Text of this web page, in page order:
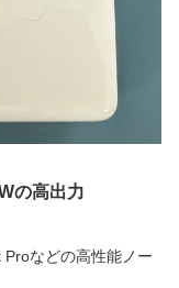
の高出力
などの高性能ノー